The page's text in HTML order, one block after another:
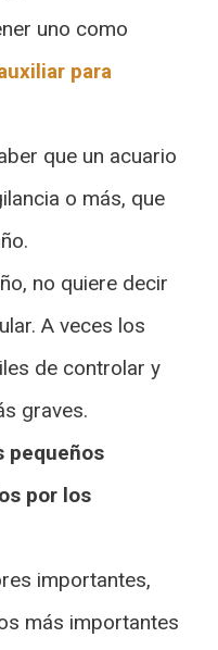
uno como
para
que un acuario
o más, que
no quiere decir
A veces los
de controlar y
graves.
pequeños
por los
importantes,
más importantes